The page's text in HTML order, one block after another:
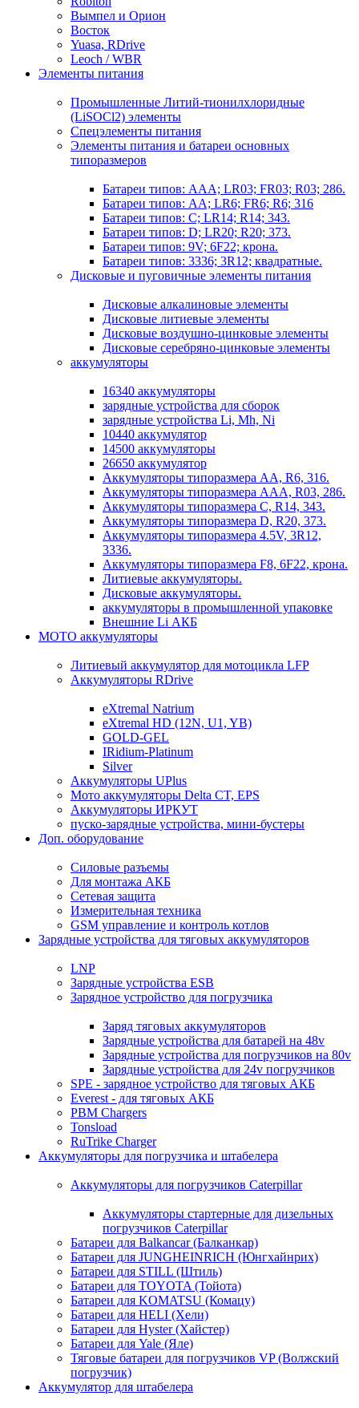
Вымпел и Орион
Восток
Yuasa, RDrive
Leoch / WBR
Элементы питания
Промышленные Литий-тионилхлоридные
(LiSOCl2) элементы
Спецэлементы питания
Элементы питания и батареи основных
типоразмеров
Батареи типов: AAA; LR03; FR03; R03; 286.
Батареи типов: AA; LR6; FR6; R6; 316
Батареи типов: C; LR14; R14; 343.
Батареи типов: D; LR20; R20; 373.
Батареи типов: 9V; 6F22; крона.
Батареи типов: 3336; 3R12; квадратные.
Дисковые и пуговичные элементы питания
Дисковые алкалиновые элементы
Дисковые литиевые элементы
Дисковые воздушно-цинковые элементы
Дисковые серебряно-цинковые элементы
аккумуляторы
16340 аккумуляторы
зарядные устройства для сборок
зарядные устройства Li, Mh, Ni
10440 аккумулятор
14500 аккумуляторы
26650 аккумулятор
Аккумуляторы типоразмера АА, R6, 316.
Аккумуляторы типоразмера ААА, R03, 286.
Аккумуляторы типоразмера С, R14, 343.
Аккумуляторы типоразмера D, R20, 373.
Аккумуляторы типоразмера 4.5V, 3R12,
3336.
Аккумуляторы типоразмера F8, 6F22, крона.
Литиевые аккумуляторы.
Дисковые аккумуляторы.
аккумуляторы в промышленной упаковке
Внешние Li АКБ
МОТО аккумуляторы
Литиевый аккумулятор для мотоцикла LFP
Аккумуляторы RDrive
eXtremal Natrium
eXtremal HD (12N, U1, YB)
GOLD-GEL
IRidium-Platinum
Silver
Аккумуляторы UPlus
Мото аккумуляторы Delta CT, EPS
Аккумуляторы ИРКУТ
пуско-зарядные устройства, мини-бустеры
Доп. оборудование
Силовые разъемы
Для монтажа АКБ
Сетевая защита
Измерительная техника
GSM управление и контроль котлов
Зарядные устройства для тяговых аккумуляторов
LNP
Зарядные устройства ESB
Зарядное устройство для погрузчика
Заряд тяговых аккумуляторов
Зарядные устройства для батарей на 48v
Зарядные устройства для погрузчиков на 80v
Зарядные устройства для 24v погрузчиков
SPE - зарядное устройство для тяговых АКБ
Everest - для тяговых АКБ
PBM Chargers
Tonsload
RuTrike Charger
Аккумуляторы для погрузчика и штабелера
Аккумуляторы для погрузчиков Caterpillar
Аккумуляторы стартерные для дизельных
погрузчиков Caterpillar
Батареи для Balkancar (Балканкар)
Батареи для JUNGHEINRICH (Юнгхайнрих)
Батареи для STILL (Штиль)
Батареи для TOYOTA (Тойота)
Батареи для KOMATSU (Комацу)
Батареи для HELI (Хели)
Батареи для Hyster (Хайстер)
Батареи для Yale (Яле)
Тяговые батареи для погрузчиков VP (Волжский
погрузчик)
Аккумулятор для штабелера